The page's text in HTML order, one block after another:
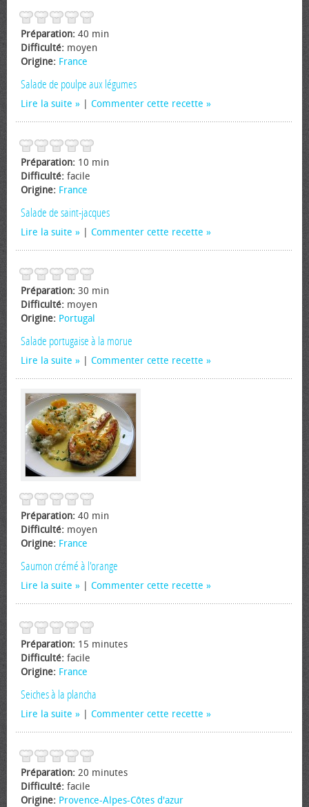
Préparation: 40 min
Difficulté: moyen
Origine: France
Salade de poulpe aux légumes
Lire la suite Commenter cette recette
Préparation: 10 min
Difficulté: facile
Origine: France
Salade de saint-jacques
Lire la suite Commenter cette recette
Préparation: 30 min
Difficulté: moyen
Origine: Portugal
Salade portugaise à la morue
Lire la suite Commenter cette recette
Préparation: 40 min
Difficulté: moyen
Origine: France
Saumon crémé à l'orange
Lire la suite Commenter cette recette
Préparation: 15 minutes
Difficulté: facile
Origine: France
Seiches à la plancha
Lire la suite Commenter cette recette
Préparation: 20 minutes
Difficulté: facile
Origine: Provence-Alpes-Côtes d'azur